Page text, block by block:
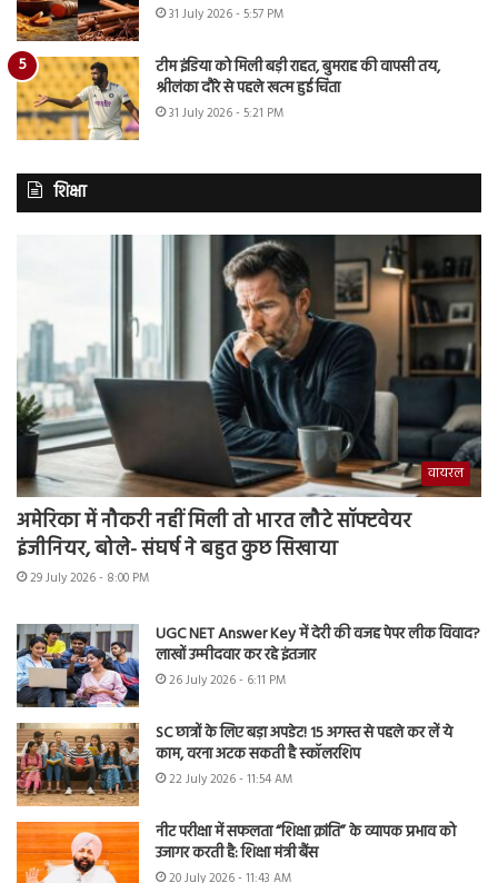
31 July 2026 - 5:57 PM
टीम इंडिया को मिली बड़ी राहत, बुमराह की वापसी तय,
श्रीलंका दौरे से पहले खत्म हुई चिंता
31 July 2026 - 5:21 PM
शिक्षा
वायरल
अमेरिका में नौकरी नहीं मिली तो भारत लौटे सॉफ्टवेयर
इंजीनियर, बोले- संघर्ष ने बहुत कुछ सिखाया
29 July 2026 - 8:00 PM
UGC NET Answer Key में देरी की वजह पेपर लीक विवाद?
लाखों उम्मीदवार कर रहे इंतजार
26 July 2026 - 6:11 PM
SC छात्रों के लिए बड़ा अपडेट! 15 अगस्त से पहले कर लें ये
काम, वरना अटक सकती है स्कॉलरशिप
22 July 2026 - 11:54 AM
नीट परीक्षा में सफलता “शिक्षा क्रांति” के व्यापक प्रभाव को
उजागर करती है: शिक्षा मंत्री बैंस
20 July 2026 - 11:43 AM